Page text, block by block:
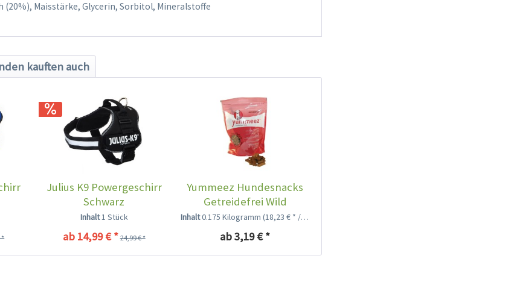
(20%), Maisstärke, Glycerin, Sorbitol, Mineralstoffe
kauften auch
*
Julius K9 Powergeschirr
Schwarz
Inhalt1 Stück
ab 14,99 € * 24,99 € *
Yummeez Hundesnacks
Getreidefrei Wild
Inhalt0.175 Kilogramm (18,23 € * / 1 Kilogramm)
ab 3,19 € *